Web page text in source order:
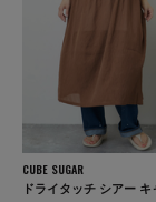
CUBE SUGAR